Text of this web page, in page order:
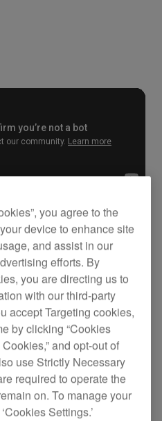
you agree to the
device to enhance site
and assist in our
efforts. By
you are directing us to
with our third-party
accept Targeting cookies,
by clicking “Cookies
and opt-out of
use Strictly Necessary
required to operate the
on. To manage your
Settings.’